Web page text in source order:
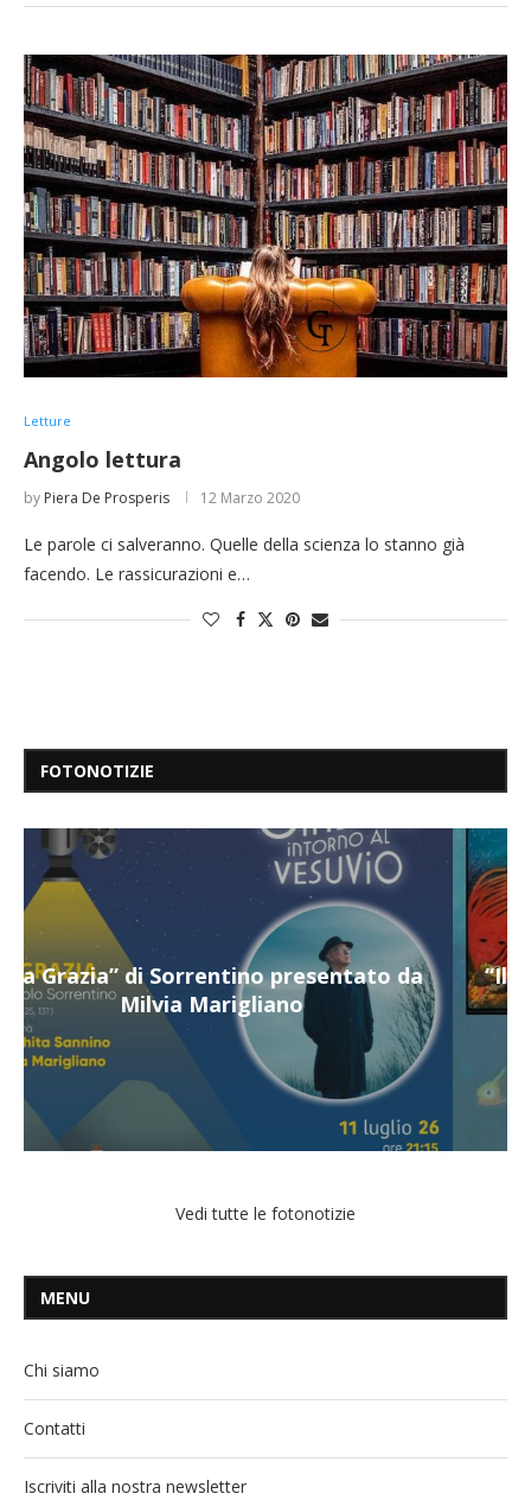
Letture
Angolo lettura
by Piera De Prosperis 12 Marzo 2020
Le parole ci salveranno. Quelle della scienza lo stanno già
facendo. Le rassicurazioni e…
FOTONOTIZIE
“Il respiro del mare”, personale di Terry
Mangiatordi
Vedi tutte le fotonotizie
MENU
Chi siamo
Contatti
Iscriviti alla nostra newsletter